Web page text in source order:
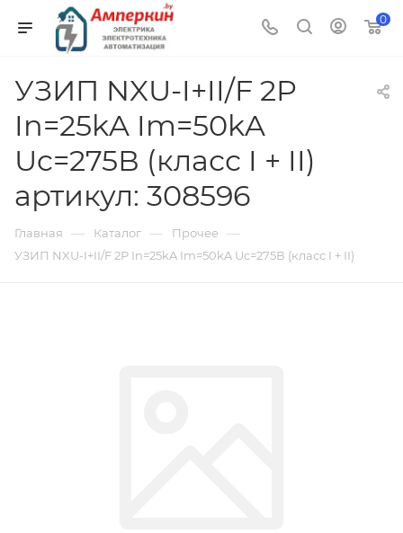
0
УЗИП NXU-I+II/F 2P
In=25kA Im=50kA
Uc=275В (класс I + II)
артикул: 308596
Главная — Каталог — Прочее —
УЗИП NXU-I+II/F 2P In=25kA Im=50kA Uc=275В (класс I + II)